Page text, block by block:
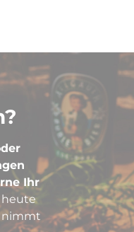
Ihr
heute
nimmt